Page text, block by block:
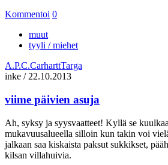
Kommentoi 0
muut
tyyli / miehet
A.P.C.CarharttTarga
inke / 22.10.2013
viime päivien asuja
Ah, syksy ja syysvaatteet! Kyllä se
mukavuusalueella silloin kun takin voi
jalkaan saa kiskaista paksut sukkikset,
kilsan villahuivia.